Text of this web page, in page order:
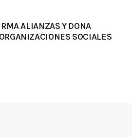
ALIANZAS Y DONA
SOCIALES